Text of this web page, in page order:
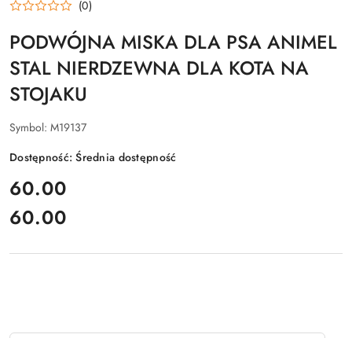
(0)
PODWÓJNA MISKA DLA PSA ANIMEL
STAL NIERDZEWNA DLA KOTA NA
STOJAKU
Symbol: M19137
Dostępność:Średnia dostępność
cena:
60.00
Cena:
60.00